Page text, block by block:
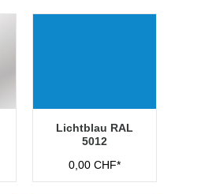
Lichtblau RAL
5012
0,00 CHF*